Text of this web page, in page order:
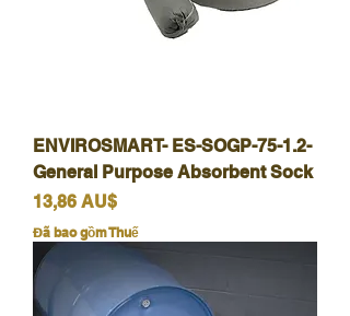
ENVIROSMART- ES-SOGP-75-1.2-
General Purpose Absorbent Sock
Giá
13,86 AU$
Đã bao gồm Thuế